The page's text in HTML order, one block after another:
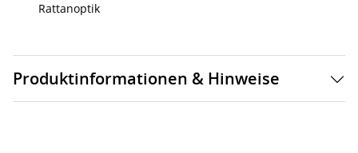
Rattanoptik
Produktinformationen & Hinweise